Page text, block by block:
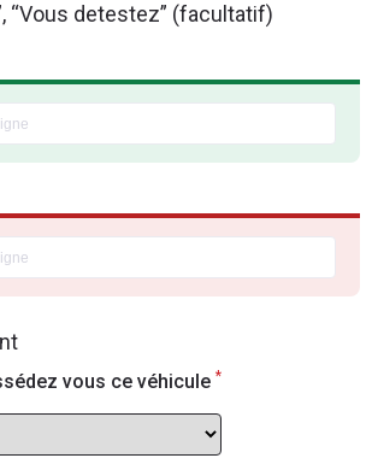
“Vous detestez” (facultatif)
vous ce véhicule *